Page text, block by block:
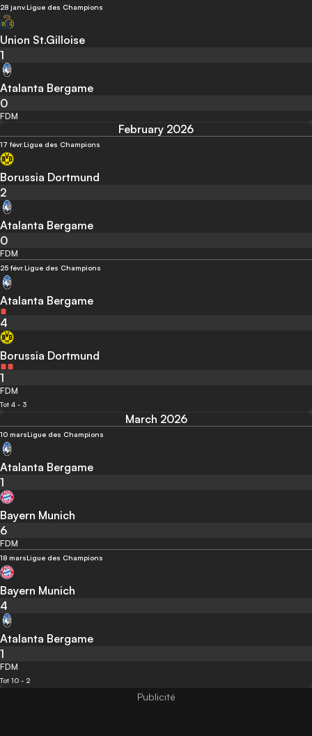
28 janv.Ligue des Champions
Union St.Gilloise
1
Atalanta Bergame
0
FDM
February 2026
17 févr.Ligue des Champions
Borussia Dortmund
2
Atalanta Bergame
0
FDM
25 févr.Ligue des Champions
Atalanta Bergame
4
Borussia Dortmund
1
FDM
Tot 4 - 3
March 2026
10 marsLigue des Champions
Atalanta Bergame
1
Bayern Munich
6
FDM
18 marsLigue des Champions
Bayern Munich
4
Atalanta Bergame
1
FDM
Tot 10 - 2